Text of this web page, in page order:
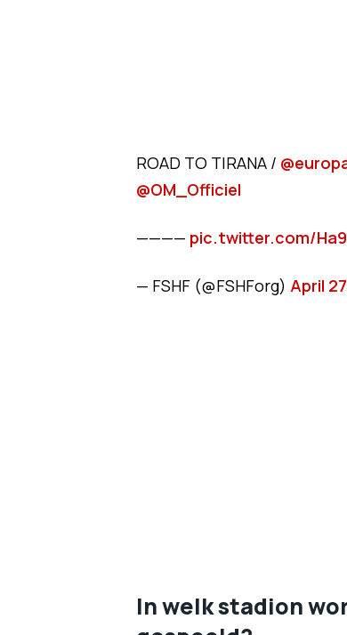
ROAD TO TIRANA /
@OM_Officiel
———— pic.twitter.com/
— FSHF (@FSHForg) April
In welk stadion